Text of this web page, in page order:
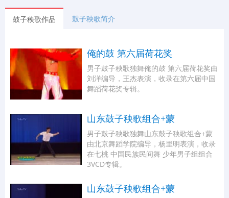
鼓子秧歌作品 鼓子秧歌简介
俺的鼓 第六届荷花奖
男子鼓子秧歌独舞俺的鼓 第六届荷花奖由
刘洋编导，王杰表演，收录在第六届中国
舞蹈荷花奖专辑。
山东鼓子秧歌组合+蒙
男子鼓子秧歌独舞山东鼓子秧歌组合+蒙
由北京舞蹈学院编导，杨里明表演，收录
在七桃 中国民族民间舞 少年男子组组合
3VCD专辑。
山东鼓子秧歌组合+蒙